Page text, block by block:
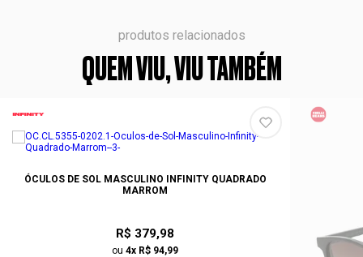
produtos relacionados
QUEM VIU, VIU TAMBÉM
ÓCULOS DE SOL MASCULINO INFINITY QUADRADO
MARROM
R$ 379,98
ou 4x R$ 94,99